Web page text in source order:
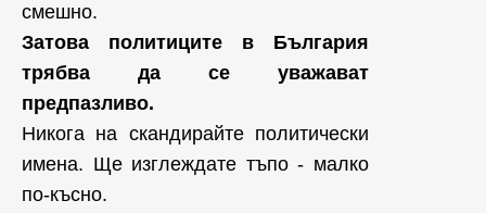
смешно.
Затова политиците в България
трябва да се уважават
предпазливо.
Никога на скандирайте политически
имена. Ще изглеждате тъпо - малко
по-късно.